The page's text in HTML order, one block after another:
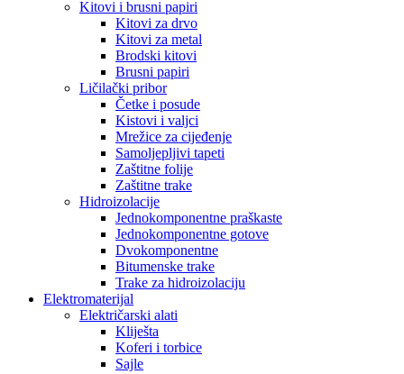
Kitovi i brusni papiri
Kitovi za drvo
Kitovi za metal
Brodski kitovi
Brusni papiri
Ličilački pribor
Četke i posude
Kistovi i valjci
Mrežice za cijeđenje
Samoljepljivi tapeti
Zaštitne folije
Zaštitne trake
Hidroizolacije
Jednokomponentne praškaste
Jednokomponentne gotove
Dvokomponentne
Bitumenske trake
Trake za hidroizolaciju
Elektromaterijal
Električarski alati
Kliješta
Koferi i torbice
Sajle